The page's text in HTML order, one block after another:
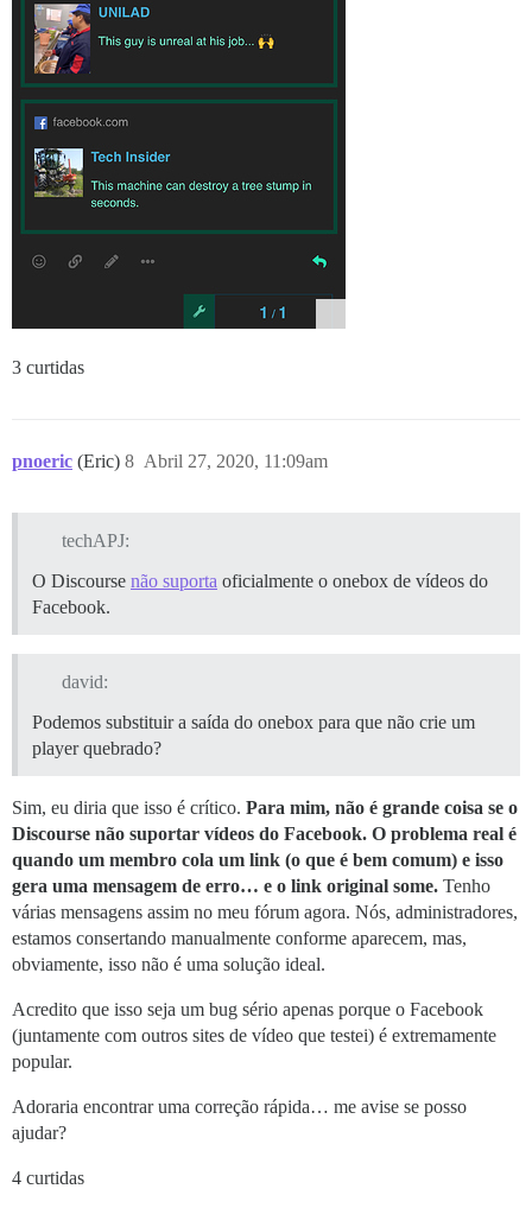
3 curtidas
pnoeric (Eric) Abril 27, 2020, 11:09am
8
techAPJ:
O Discourse não suporta oficialmente o onebox de vídeos do
Facebook.
david:
Podemos substituir a saída do onebox para que não crie um
player quebrado?
Sim, eu diria que isso é crítico. Para mim, não é grande coisa se o
Discourse não suportar vídeos do Facebook. O problema real é
quando um membro cola um link (o que é bem comum) e isso
gera uma mensagem de erro… e o link original some. Tenho
várias mensagens assim no meu fórum agora. Nós, administradores,
estamos consertando manualmente conforme aparecem, mas,
obviamente, isso não é uma solução ideal.
Acredito que isso seja um bug sério apenas porque o Facebook
(juntamente com outros sites de vídeo que testei) é extremamente
popular.
Adoraria encontrar uma correção rápida… me avise se posso
ajudar?
4 curtidas